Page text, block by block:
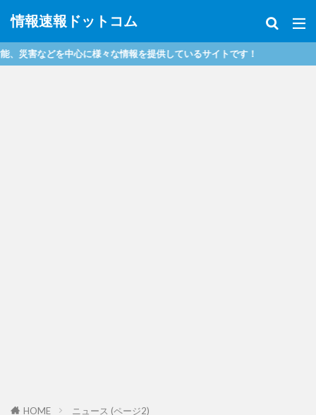
情報速報ドットコム
どを中心に様々な情報を提供しているサイトです！
HOME ニュース (ページ2)